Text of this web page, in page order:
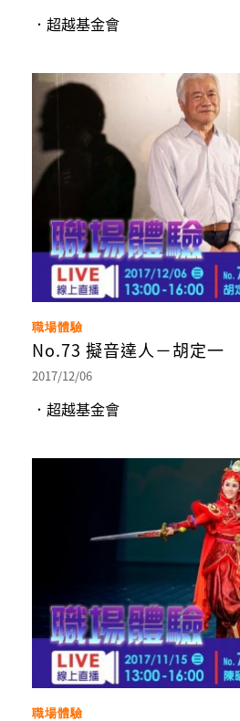
．超越基金會
職場體驗
No.73 擬音達人－胡定一
2017/12/06
．超越基金會
職場體驗